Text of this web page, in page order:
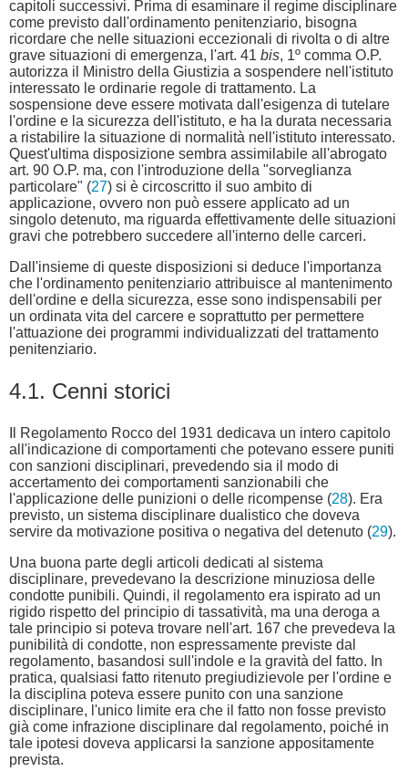
capitoli successivi. Prima di esaminare il regime disciplinare
come previsto dall'ordinamento penitenziario, bisogna
ricordare che nelle situazioni eccezionali di rivolta o di altre
grave situazioni di emergenza, l'art. 41 bis, 1º comma O.P.
autorizza il Ministro della Giustizia a sospendere nell'istituto
interessato le ordinarie regole di trattamento. La
sospensione deve essere motivata dall'esigenza di tutelare
l'ordine e la sicurezza dell'istituto, e ha la durata necessaria
a ristabilire la situazione di normalità nell'istituto interessato.
Quest'ultima disposizione sembra assimilabile all'abrogato
art. 90 O.P. ma, con l'introduzione della "sorveglianza
particolare" (27) si è circoscritto il suo ambito di
applicazione, ovvero non può essere applicato ad un
singolo detenuto, ma riguarda effettivamente delle situazioni
gravi che potrebbero succedere all'interno delle carceri.
Dall'insieme di queste disposizioni si deduce l'importanza
che l'ordinamento penitenziario attribuisce al mantenimento
dell'ordine e della sicurezza, esse sono indispensabili per
un ordinata vita del carcere e soprattutto per permettere
l'attuazione dei programmi individualizzati del trattamento
penitenziario.
4.1. Cenni storici
Il Regolamento Rocco del 1931 dedicava un intero capitolo
all'indicazione di comportamenti che potevano essere puniti
con sanzioni disciplinari, prevedendo sia il modo di
accertamento dei comportamenti sanzionabili che
l'applicazione delle punizioni o delle ricompense (28). Era
previsto, un sistema disciplinare dualistico che doveva
servire da motivazione positiva o negativa del detenuto (29).
Una buona parte degli articoli dedicati al sistema
disciplinare, prevedevano la descrizione minuziosa delle
condotte punibili. Quindi, il regolamento era ispirato ad un
rigido rispetto del principio di tassatività, ma una deroga a
tale principio si poteva trovare nell'art. 167 che prevedeva la
punibilità di condotte, non espressamente previste dal
regolamento, basandosi sull'indole e la gravità del fatto. In
pratica, qualsiasi fatto ritenuto pregiudizievole per l'ordine e
la disciplina poteva essere punito con una sanzione
disciplinare, l'unico limite era che il fatto non fosse previsto
già come infrazione disciplinare dal regolamento, poiché in
tale ipotesi doveva applicarsi la sanzione appositamente
prevista.